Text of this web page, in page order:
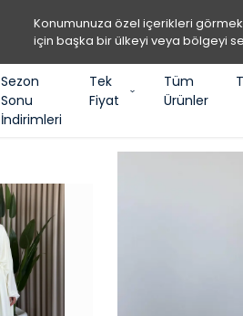
Konumunuza özel içerikleri
için başka bir ülkeyi veya bölgeyi
Sezon
Sonu
İndirimleri
Tek
Fiyat
Tüm
Ürünler